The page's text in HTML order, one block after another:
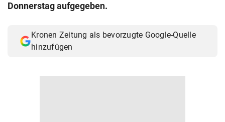
Muthgasse 2, 1190 Wien
Donnerstag aufgegeben.
Kronen Zeitung als bevorzugte Google-Quelle
hinzufügen